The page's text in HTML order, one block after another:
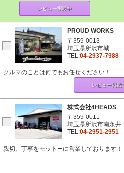
レビュー掲載中
PROUD WORKS
〒359-0013
埼玉県所沢市城
TEL:04-2937-7988
クルマのことは何でもお任せください！
レビュー掲載
株式会社4HEADS
〒359-0011
埼玉県所沢市南永井
TEL:04-2951-2951
親切、丁寧をモットーに営業しております！